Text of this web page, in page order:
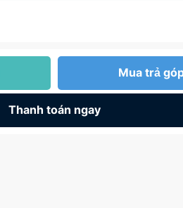
Mua trả
Thanh toán ngay